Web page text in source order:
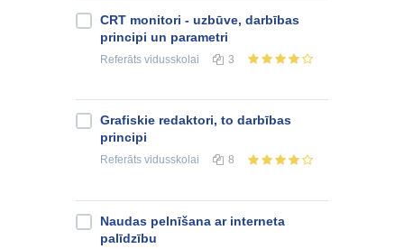
CRT monitori - uzbūve, darbības
principi un parametri
Referāts vidusskolai 3
Grafiskie redaktori, to darbības
principi
Referāts vidusskolai 8
Naudas pelnīšana ar interneta
palīdzību